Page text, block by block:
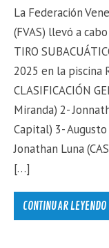
La Federación
(FVAS) llevó a
TIRO
2025 en la piscina
CLASIFICACIÓN
Miranda) 2-
Capital) 3-
Jonathan Luna
[…]
CONTINUAR